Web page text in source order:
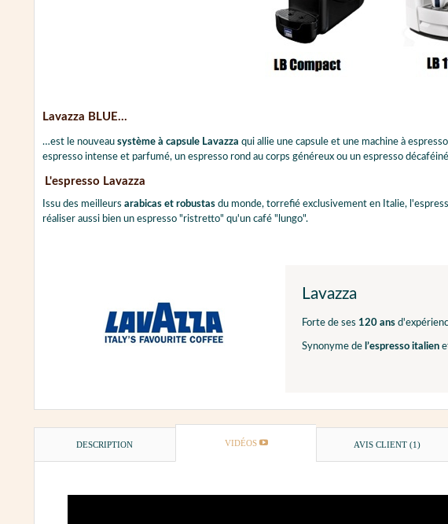
Lavazza BLUE...
…est le nouveau système à capsule Lavazza qui allie une capsule et une machine à
espresso intense et parfumé, un espresso rond au corps généreux ou un espresso
L'espresso Lavazza
Issu des meilleurs arabicas et robustas du monde, torrefié exclusivement en Italie,
réaliser aussi bien un espresso "ristretto" qu'un café "lungo".
Lavazza
Forte de ses 120 ans
Synonyme de l’espresso italien
DESCRIPTION VIDÉOS AVIS CLIENT(1)